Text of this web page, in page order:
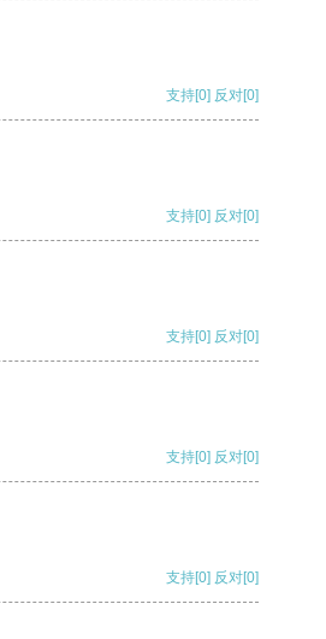
支持[0] 反对[0]
支持[0] 反对[0]
支持[0] 反对[0]
支持[0] 反对[0]
支持[0] 反对[0]